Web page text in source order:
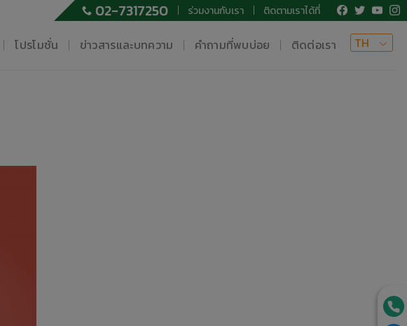
02-7317250 ร่วมงานกับเรา ติดตามเราได้ที่
โปรโมชั่น ข่าวสารและบทความ คำถามที่พบบ่อย ติดต่อเรา TH